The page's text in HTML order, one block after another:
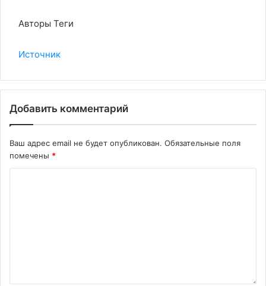
Авторы Теги
Источник
Добавить комментарий
Ваш адрес email не будет опубликован. Обязательные поля
помечены *